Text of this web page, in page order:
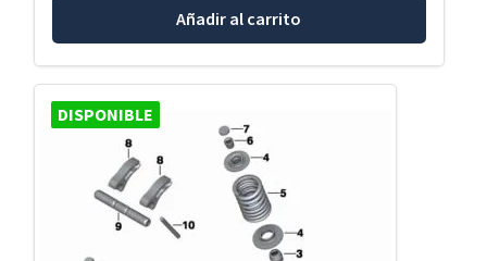
Añadir al carrito
DISPONIBLE